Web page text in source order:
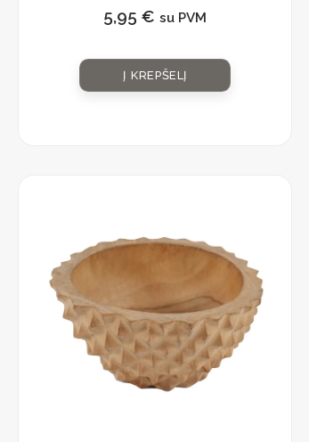
5,95 € su PVM
Į KREPŠELĮ